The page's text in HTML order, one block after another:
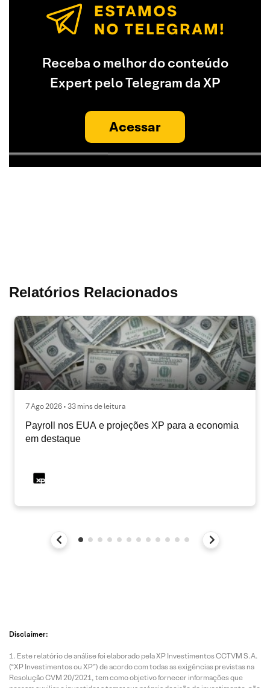
Receba o melhor do conteúdo
Expert pelo Telegram da XP
Acessar
Relatórios Relacionados
7 Ago 2026 • 33 mins de leitura
Payroll nos EUA e projeções XP para a economia
em destaque
Disclaimer:
Este relatório de análise foi elaborado pela XP Investimentos CCTVM S.A.
(“XP Investimentos ou XP”) de acordo com todas as exigências previstas na
Resolução CVM 20/2021, tem como objetivo fornecer informações que